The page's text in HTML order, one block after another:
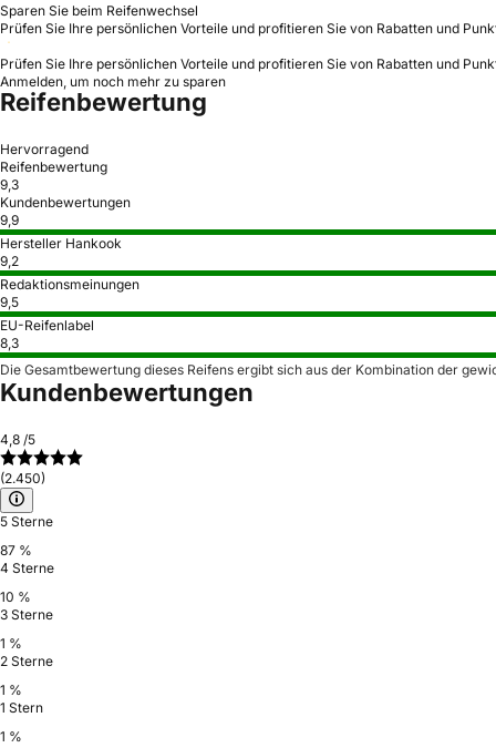
Sparen Sie beim Reifenwechsel
Prüfen Sie Ihre persönlichen Vorteile und profitieren Sie von Rabatten und
Prüfen Sie Ihre persönlichen Vorteile und profitieren Sie von Rabatten und
Anmelden, um noch mehr zu sparen
Reifenbewertung
Hervorragend
Reifenbewertung
9,3
Kundenbewertungen
9,9
Hersteller Hankook
9,2
Redaktionsmeinungen
9,5
EU-Reifenlabel
8,3
Die Gesamtbewertung dieses Reifens ergibt sich aus der Kombination der
Kundenbewertungen
4,8 /5
(2.450)
5 Sterne
87 %
4 Sterne
10 %
3 Sterne
1 %
2 Sterne
1 %
1 Stern
1 %